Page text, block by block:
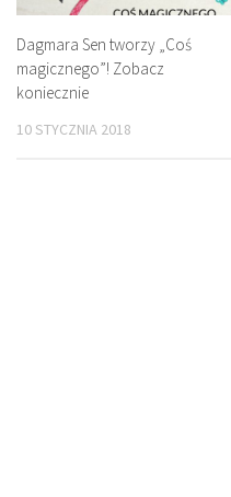
Dagmara Sen tworzy „Coś
magicznego”! Zobacz
koniecznie
10 STYCZNIA 2018